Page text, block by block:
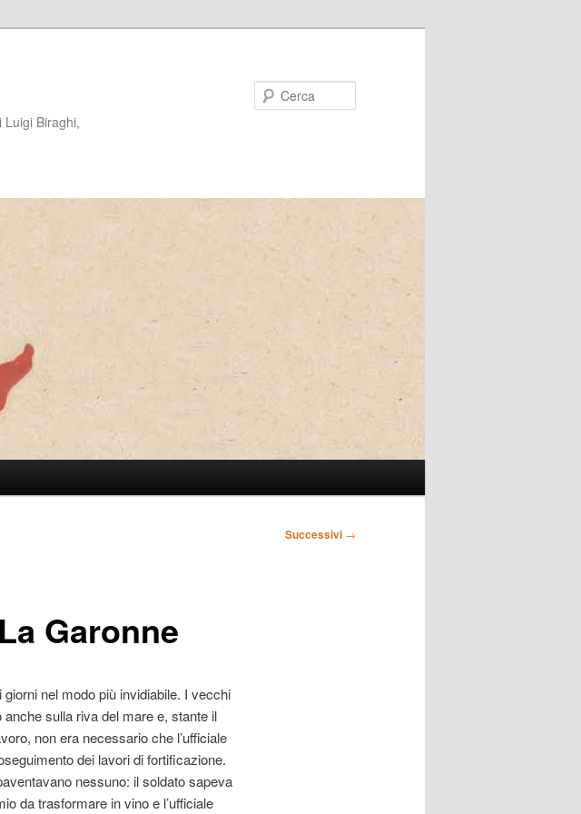
Biraghi,
Successivi →
Garonne
nel modo più invidiabile. I vecchi
sulla riva del mare e, stante il
non era necessario che l’ufficiale
dei lavori di fortificazione.
nessuno: il soldato sapeva
da trasformare in vino e l’ufficiale